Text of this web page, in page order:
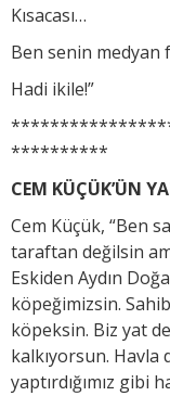
Kısacası…
Ben senin medyan
Hadi ikile!”
**********
CEM KÜÇÜK’ÜN
Cem Küçük, “Ben
taraftan değilsin
Eskiden Aydın
köpeğimizsin.
köpeksin. Biz yat
kalkıyorsun. Havla
yaptırdığımız gibi